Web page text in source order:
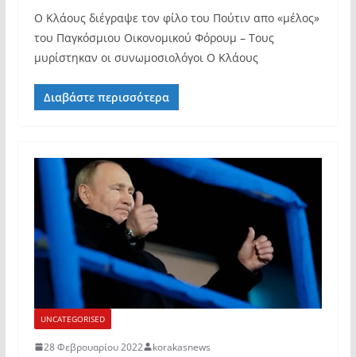
Ο Κλάους διέγραψε τον φίλο του Πούτιν απο «μέλος»
του Παγκόσμιου Οικονομικού Φόρουμ – Τους
μυρίστηκαν οι συνωμοσιολόγοι Ο Κλάους
Διαβάστε περισσότερα
UNCATEGORISED
28 Φεβρουαρίου 2022 korakasnews